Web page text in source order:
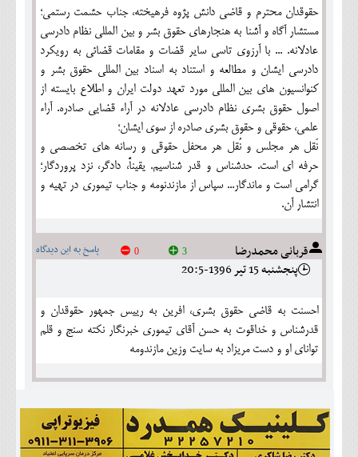
حقوقدان محترم و قاضی دانش پژوه فرهیخته، جناب حشمت رستمی؛
مستشار آگاه و آشنا به هنجارهای حقوق بشر و بین المللی نظام دادرسی
عادلانه. ... با آرزوی تاسی سایر قضات و مقامات قضائی به رویکرد
دادرسی ایشان و مطالعه و استناد به اسناد بین المللی حقوق بشر و
کنوانسیون های بین المللی مورد تعهد دولت ایران و اطلاع بایسته از
اصول حقوق بشری نظام دادرسی عادلانه در آراء قضایی صادره. آراء
علمی، حقوقی و حقوق بشری صادره از سوی ایشان؛
نَقل هر مجلس و نُقل هر محفل حقوقی و رسانه های تخصصی و
حرفه ای است. حدشناس و قدر شناسیم. یقیناً، دادگر، نزد پروردگار؛
گرامی است و ماندگار... سپاس از مازندنومه و جناب تیموری در تهیه و
انتشار آن.
قربانی محمدرضا پاسخ به این دیدگاه 3
0
پنجشنبه 15 تير 1396-20:5
احسنت به قاضی حقوق بشری، افرین به رییس جمهور حقوقدان و
قدرشناس و خداقوت به حسن آقای تیموری خبرنگار نکته سنج و قلم
توانای او و دست مریزاد به سایت وزین مازندومه